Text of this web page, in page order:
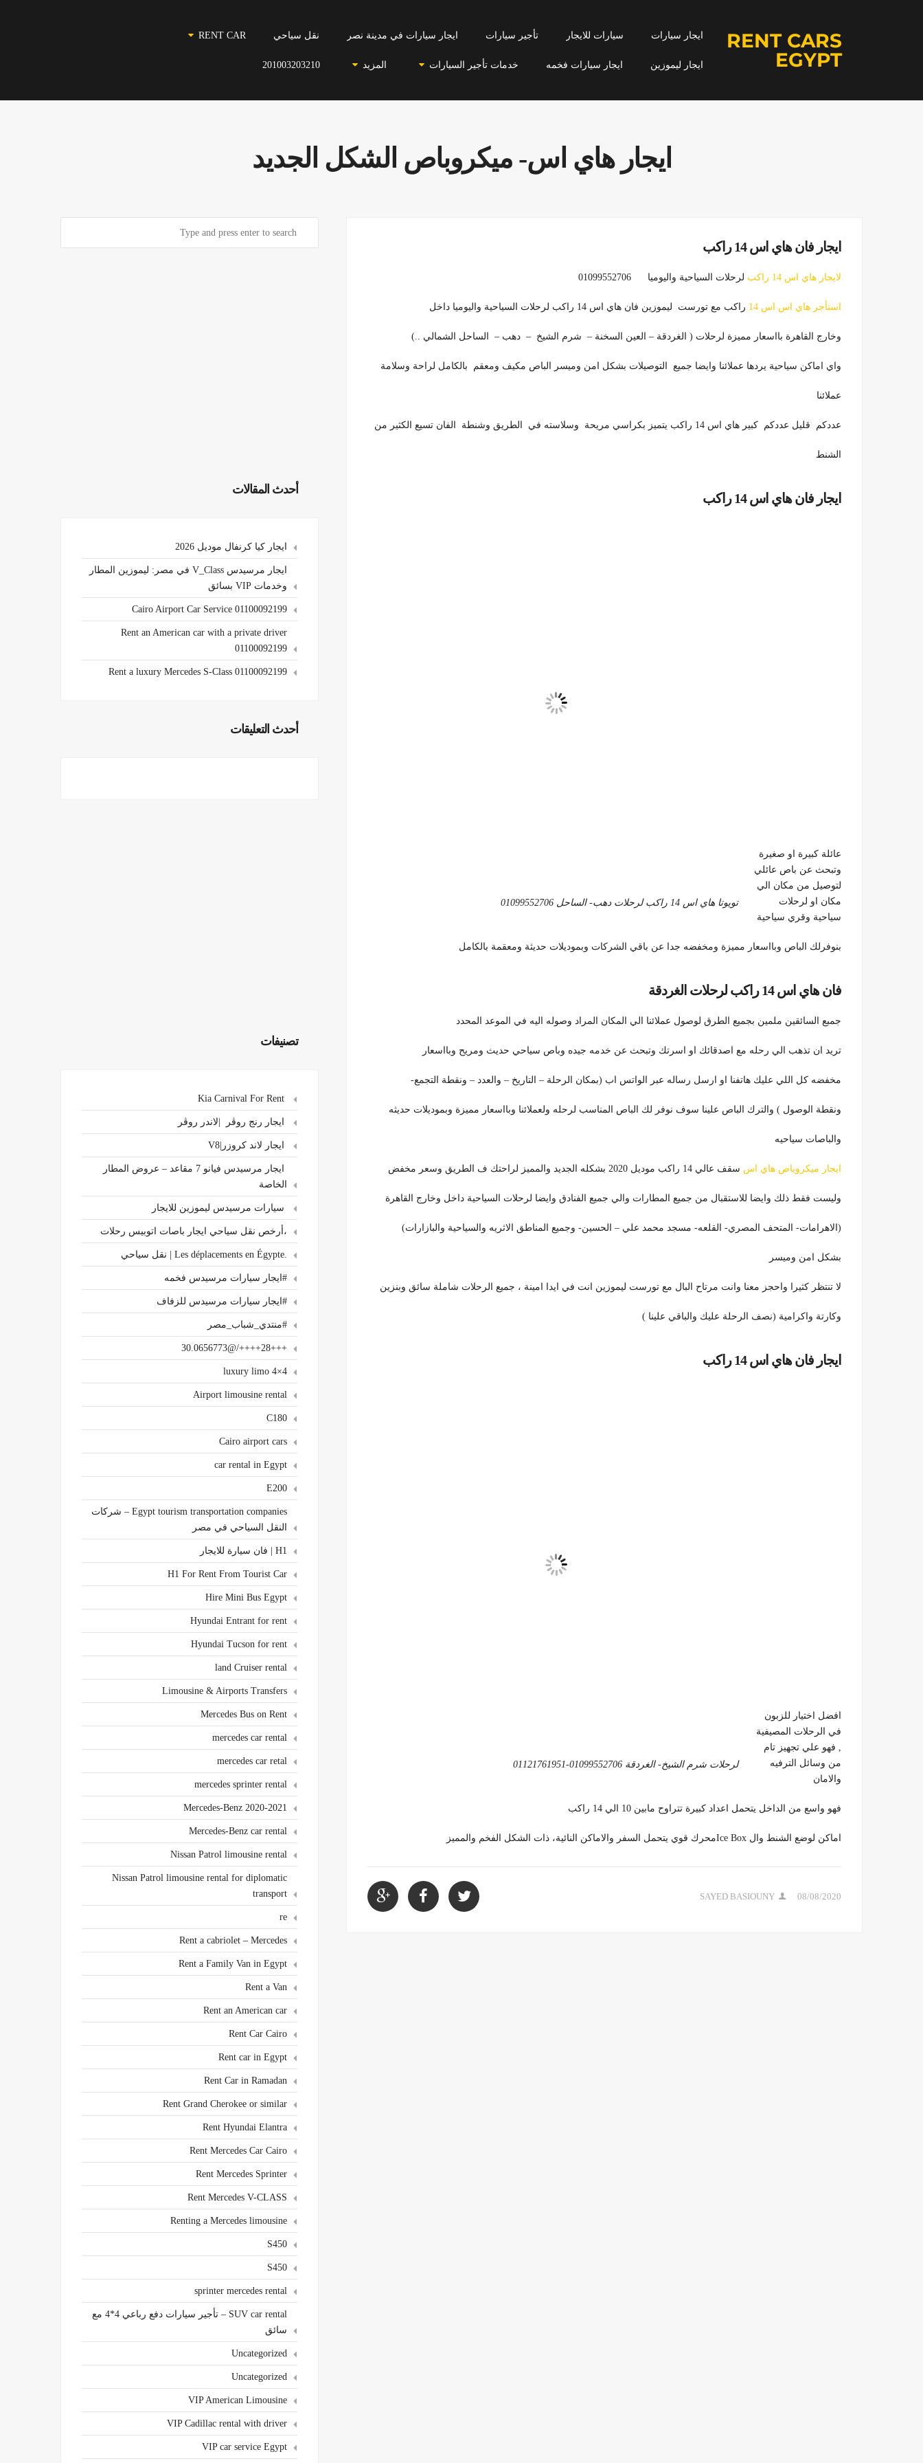
RENT CARS
EGYPT
ايجار سيارات سيارات للايجار تأجير سيارات ايجار سيارات في مدينة نصر نقل سياحي RENT CAR
ايجار ليموزين ايجار سيارات فخمه خدمات تأجير السيارات المزيد 201003203210
ايجار هاي اس- ميكروباص الشكل الجديد
ايجار فان هاي اس 14 راكب
لايجار هاي اس 14 راكب لرحلات السياحية واليوميا 01099552706
استأجر هاي اس اس 14 راكب مع تورست ليموزين فان هاي اس 14 راكب لرحلات السياحية واليوميا داخل
وخارج القاهرة بااسعار مميزة لرحلات ( الغردقة – العين السخنة – شرم الشيخ – دهب – الساحل الشمالي ..)
واي اماكن سياحية يردها عملائنا وايضا جميع التوصيلات بشكل امن وميسر الباص مكيف ومعقم بالكامل لراحة وسلامة
عملائنا
عددكم قليل عددكم كبير هاي اس 14 راكب يتميز بكراسي مريحة وسلاسته في الطريق وشنطة الفان تسيع الكثير من
الشنط
ايجار فان هاي اس 14 راكب
تويوتا هاي اس 14 راكب لرحلات دهب- الساحل 01099552706
عائلة كبيرة او صغيرة
وتبحث عن باص عائلي
لتوصيل من مكان الي
مكان او لرحلات
سياحية وقري سياحية
بنوفرلك الباص وبااسعار مميزة ومخفضه جدا عن باقي الشركات وبموديلات حديثة ومعقمة بالكامل
فان هاي اس 14 راكب لرحلات الغردقة
جمبع السائقين ملمين بجميع الطرق لوصول عملائنا الي المكان المراد وصوله اليه في الموعد المحدد
تريد ان تذهب الي رحله مع اصدقائك او اسرتك وتبحث عن خدمه جيده وباص سياحي حديث ومريح وبااسعار
مخفضه كل اللي عليك هاتفنا او ارسل رساله عبر الواتس اب (بمكان الرحلة – التاريخ – والعدد – ونقطة التجمع-
ونقطة الوصول ) والترك الباص علينا سوف نوفر لك الباص المناسب لرحله ولعملائنا وبااسعار مميزة وبموديلات حديثه
والباصات سياحيه
ايجار ميكروباص هاي اس سقف عالي 14 راكب موديل 2020 بشكله الجديد والمميز لراحتك ف الطريق وسعر مخفض
وليست فقط ذلك وايضا للاستقبال من جميع المطارات والي جميع الفنادق وايضا لرحلات السياحية داخل وخارج القاهرة
(الاهرامات- المتحف المصري- القلعه- مسجد محمد علي – الحسين- وجميع المناطق الاثريه والسياحية والبازارات)
بشكل امن وميسر
لا تنتظر كثيرا واحجز معنا وانت مرتاح البال مع تورست ليموزين انت في ايدا امينة ، جميع الرحلات شاملة سائق وبنزين
وكارتة واكرامية (نصف الرحلة عليك والباقي علينا )
ايجار فان هاي اس 14 راكب
لرحلات شرم الشيخ- الغردقة 01099552706-01121761951
افضل اختيار للزبون
في الرحلات المصيفية
, فهو علي تجهيز تام
من وسائل الترفيه
والامان
فهو واسع من الداخل يتحمل اعداد كبيرة تتراوح مابين 10 الي 14 راكب
اماكن لوضع الشنط وال Ice Boxمحرك قوي يتحمل السفر والاماكن النائية، ذات الشكل الفخم والمميز
08/08/2020
SAYED BASIOUNY
أحدث المقالات
ايجار كيا كرنفال موديل 2026
ايجار مرسيدس V_Class في مصر: ليموزين المطار
وخدمات VIP بسائق
Cairo Airport Car Service 01100092199
Rent an American car with a private driver
01100092199
Rent a luxury Mercedes S-Class 01100092199
أحدث التعليقات
تصنيفات
ايجار رنج روڤر |لاندر روڤر
ايجار لاند كروزر|V8
ايجار مرسيدس فيانو 7 مقاعد – عروض المطار
الخاصة
سيارات مرسيدس ليموزين للايجار
،أرخص نقل سياحي ايجار باصات اتوبيس رحلات
.Les déplacements en Égypte | نقل سياحي
#ايجار سيارات مرسيدس فخمه
#ايجار سيارات مرسيدس للزفاف
#منتدي_شباب_مصر
+++28++++/@30.0656773
4×4 luxury limo
Airport limousine rental
C180
Cairo airport cars
car rental in Egypt
E200
Egypt tourism transportation companies – شركات
النقل السياحي في مصر
H1 | فان سيارة للايجار
H1 For Rent From Tourist Car
Hire Mini Bus Egypt
Hyundai Entrant for rent
Hyundai Tucson for rent
land Cruiser rental
Limousine & Airports Transfers
Mercedes Bus on Rent
mercedes car rental
mercedes car retal
mercedes sprinter rental
Mercedes-Benz 2020-2021
Mercedes-Benz car rental
Nissan Patrol limousine rental
Nissan Patrol limousine rental for diplomatic
transport
re
Rent a cabriolet – Mercedes
Rent a Family Van in Egypt
Rent a Van
Rent an American car
Rent Car Cairo
Rent car in Egypt
Rent Car in Ramadan
Rent Grand Cherokee or similar
Rent Hyundai Elantra
Rent Mercedes Car Cairo
Rent Mercedes Sprinter
Rent Mercedes V-CLASS
Renting a Mercedes limousine
S450
S450
sprinter mercedes rental
SUV car rental – تأجير سيارات دفع رباعي 4*4 مع
سائق
Uncategorized
Uncategorized
VIP American Limousine
VIP Cadillac rental with driver
VIP car service Egypt